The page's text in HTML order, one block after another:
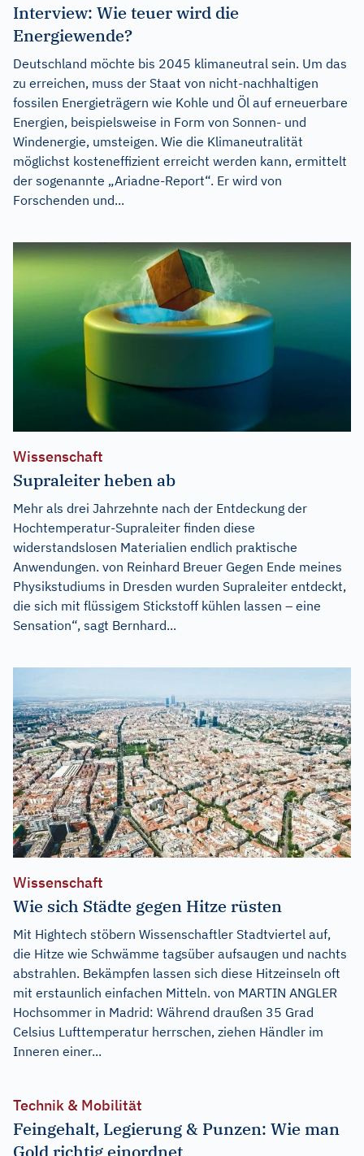
Interview: Wie teuer wird die
Energiewende?
Deutschland möchte bis 2045 klimaneutral sein. Um das
zu erreichen, muss der Staat von nicht-nachhaltigen
fossilen Energieträgern wie Kohle und Öl auf erneuerbare
Energien, beispielsweise in Form von Sonnen- und
Windenergie, umsteigen. Wie die Klimaneutralität
möglichst kosteneffizient erreicht werden kann, ermittelt
der sogenannte „Ariadne-Report“. Er wird von
Forschenden und...
Wissenschaft
Supraleiter heben ab
Mehr als drei Jahrzehnte nach der Entdeckung der
Hochtemperatur-Supraleiter finden diese
widerstandslosen Materialien endlich praktische
Anwendungen. von Reinhard Breuer Gegen Ende meines
Physikstudiums in Dresden wurden Supraleiter entdeckt,
die sich mit flüssigem Stickstoff kühlen lassen – eine
Sensation“, sagt Bernhard...
Wissenschaft
Wie sich Städte gegen Hitze rüsten
Mit Hightech stöbern Wissenschaftler Stadtviertel auf,
die Hitze wie Schwämme tagsüber aufsaugen und nachts
abstrahlen. Bekämpfen lassen sich diese Hitzeinseln oft
mit erstaunlich einfachen Mitteln. von MARTIN ANGLER
Hochsommer in Madrid: Während draußen 35 Grad
Celsius Lufttemperatur herrschen, ziehen Händler im
Inneren einer...
Technik & Mobilität
Feingehalt, Legierung & Punzen: Wie man
Gold richtig einordnet